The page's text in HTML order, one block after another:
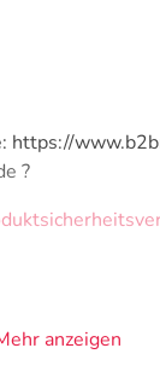
https://
?
anzeigen